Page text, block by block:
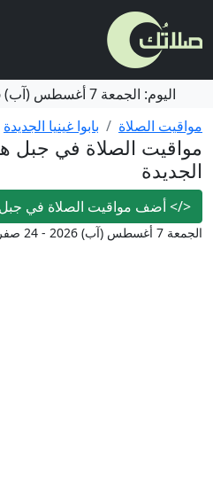
اليوم: الجمعة 7 أغسطس (آب) 2026م
مواقيت الصلاة
بابوا غينيا الجديدة
مواقيت الصلاة في جبل
الجديدة
</>أضف مواقيت الصلاة في
الجمعة 7 أغسطس (آب) 2026 - 24 صفر 1448